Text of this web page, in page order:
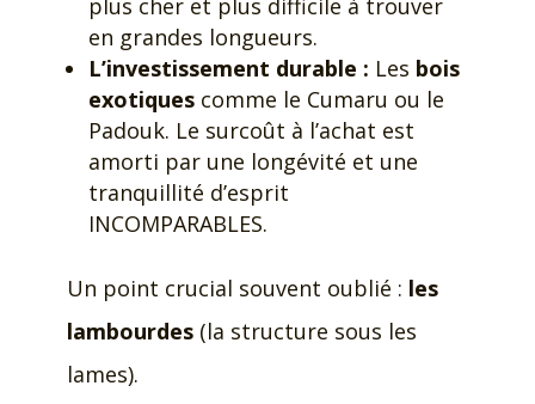
en grandes longueurs.
L’investissement durable : Les bois
exotiquescomme le Cumaru ou le
Padouk. Le surcoût à l’achat est
amorti par une longévité et une
tranquillité d’esprit
INCOMPARABLES.
Un point crucial souvent oublié : les
lambourdes(la structure sous les
lames).